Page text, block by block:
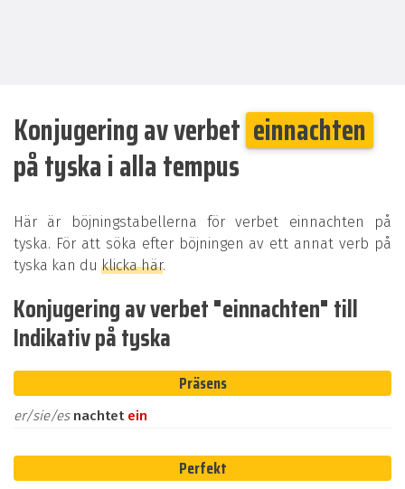
Konjugering av verbet einnachten
på tyska i alla tempus
Här är böjningstabellerna för verbet einnachten på
tyska. För att söka efter böjningen av ett annat verb på
tyska kan du klicka här.
Konjugering av verbet "einnachten" till
Indikativ på tyska
Präsens
er/sie/es nachtet ein
Perfekt